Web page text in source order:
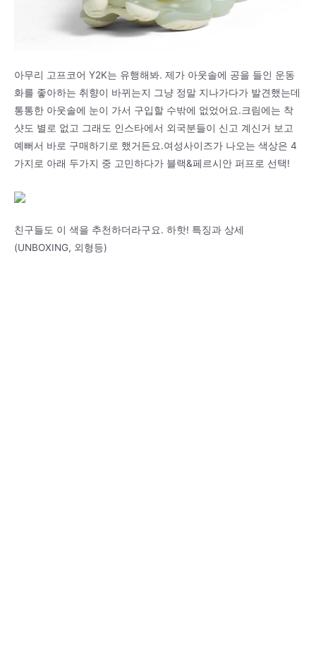
아무리 고프코어 Y2K는 유행해봐. 제가 아웃솔에 공을 들인 운동
화를 좋아하는 취향이 바뀌는지 그냥 정말 지나가다가 발견했는데
통통한 아웃솔에 눈이 가서 구입할 수밖에 없었어요.크림에는 착
샷도 별로 없고 그래도 인스타에서 외국분들이 신고 계신거 보고
예뻐서 바로 구매하기로 했거든요.여성사이즈가 나오는 색상은 4
가지로 아래 두가지 중 고민하다가 블랙&페르시안 퍼프로 선택!
친구들도 이 색을 추천하더라구요. 하핫! 특징과 상세
(UNBOXING, 외형등)